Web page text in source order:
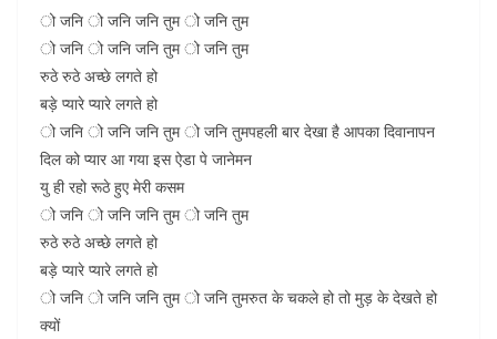
ो जनि ो जनि जनि तुम ो जनि तुम
ो जनि ो जनि जनि तुम ो जनि तुम
रुठे रुठे अच्छे लगते हो
बड़े प्यारे प्यारे लगते हो
ो जनि ो जनि जनि तुम ो जनि तुमपहली बार देखा है आपका दिवानापन
दिल को प्यार आ गया इस ऐडा पे जानेमन
यु ही रहो रूठे हुए मेरी कसम
ो जनि ो जनि जनि तुम ो जनि तुम
रुठे रुठे अच्छे लगते हो
बड़े प्यारे प्यारे लगते हो
ो जनि ो जनि जनि तुम ो जनि तुमरुत के चकले हो तो मुड़ के देखते हो
क्यों